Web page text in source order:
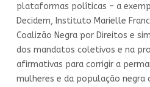
plataformas políticas – a
Decidem, Instituto Marielle
Coalizão Negra por Direitos e
dos mandatos coletivos e na
afirmativas para corrigir a
mulheres e da população negra